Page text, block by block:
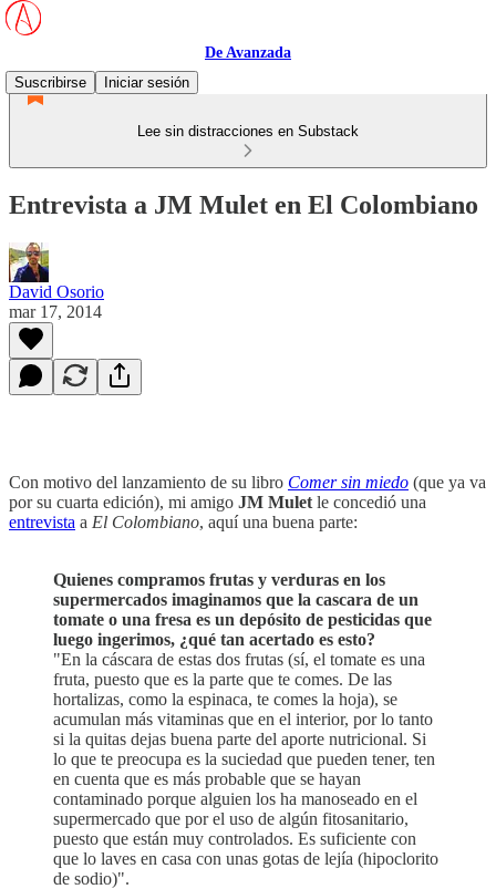
De Avanzada
Suscribirse
Iniciar sesión
Lee sin distracciones en Substack
Entrevista a JM Mulet en El Colombiano
David Osorio
mar 17, 2014
Con motivo del lanzamiento de su libro Comer sin miedo (que ya va
por su cuarta edición), mi amigo JM Mulet le concedió una
entrevista a El Colombiano, aquí una buena parte:
Quienes compramos frutas y verduras en los
supermercados imaginamos que la cascara de un
tomate o una fresa es un depósito de pesticidas que
luego ingerimos, ¿qué tan acertado es esto?
"En la cáscara de estas dos frutas (sí, el tomate es una
fruta, puesto que es la parte que te comes. De las
hortalizas, como la espinaca, te comes la hoja), se
acumulan más vitaminas que en el interior, por lo tanto
si la quitas dejas buena parte del aporte nutricional. Si
lo que te preocupa es la suciedad que pueden tener, ten
en cuenta que es más probable que se hayan
contaminado porque alguien los ha manoseado en el
supermercado que por el uso de algún fitosanitario,
puesto que están muy controlados. Es suficiente con
que lo laves en casa con unas gotas de lejía (hipoclorito
de sodio)".